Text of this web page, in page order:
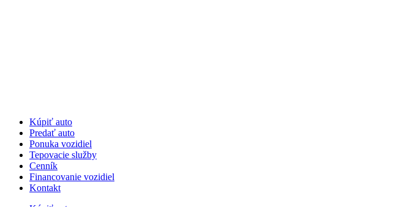
Kúpiť auto
Predať auto
Ponuka vozidiel
Tepovacie služby
Cenník
Financovanie vozidiel
Kontakt